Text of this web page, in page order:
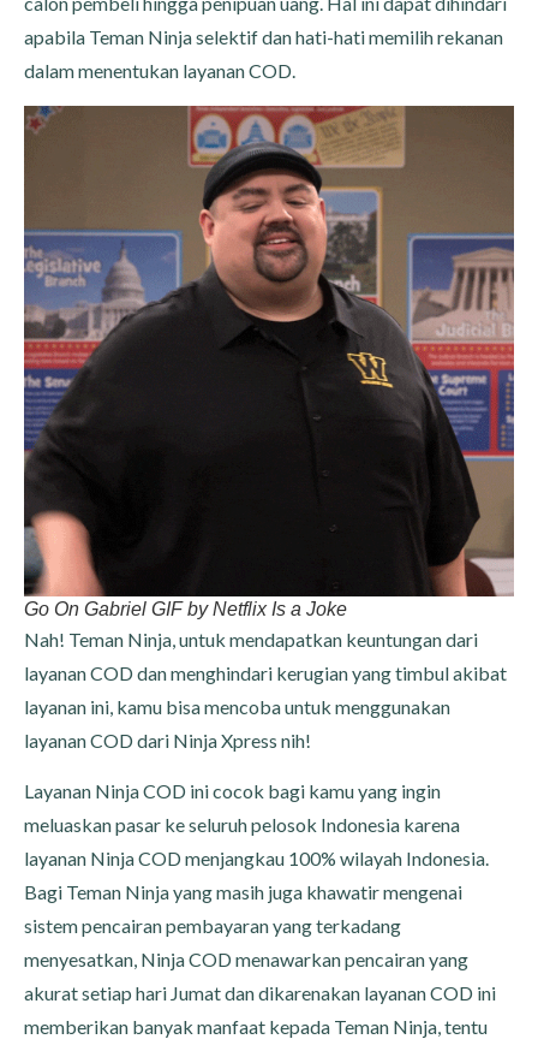
apabila Teman Ninja selektif dan hati-hati memilih rekanan
dalam menentukan layanan COD.
Go On Gabriel GIF by Netflix Is a Joke
Nah! Teman Ninja, untuk mendapatkan keuntungan dari
layanan COD dan menghindari kerugian yang timbul akibat
layanan ini, kamu bisa mencoba untuk menggunakan
layanan COD dari Ninja Xpress nih!
Layanan Ninja COD ini cocok bagi kamu yang ingin
meluaskan pasar ke seluruh pelosok Indonesia karena
layanan Ninja COD menjangkau 100% wilayah Indonesia.
Bagi Teman Ninja yang masih juga khawatir mengenai
sistem pencairan pembayaran yang terkadang
menyesatkan, Ninja COD menawarkan pencairan yang
akurat setiap hari Jumat dan dikarenakan layanan COD ini
memberikan banyak manfaat kepada Teman Ninja, tentu